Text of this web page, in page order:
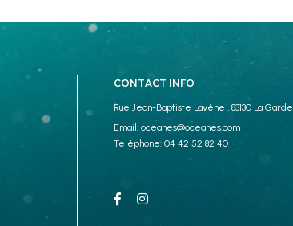
CONTACT INFO
Rue Jean-Baptiste Lavène , 83130 La Garde
Email: oceanes@oceanes.com
Téléphone: 04 42 52 82 40